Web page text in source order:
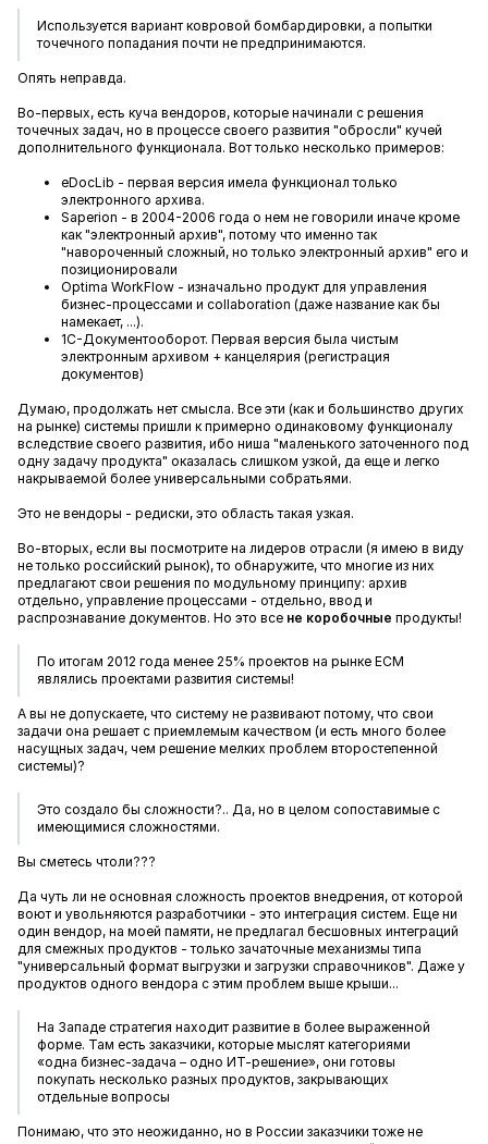
Используется вариант ковровой бомбардировки, а попытки
точечного попадания почти не предпринимаются.
Опять неправда.
Во-первых, есть куча вендоров, которые начинали с решения
точечных задач, но в процессе своего развития "обросли" кучей
дополнительного функционала. Вот только несколько примеров:
eDocLib - первая версия имела функционал только
электронного архива.
Saperion - в 2004-2006 года о нем не говорили иначе кроме
как "электронный архив", потому что именно так
"навороченный сложный, но только электронный архив" его и
позиционировали
Optima WorkFlow - изначально продукт для управления
бизнес-процессами и collaboration (даже название как бы
намекает, ...).
1С-Документооборот. Первая версия была чистым
электронным архивом + канцелярия (регистрация
документов)
Думаю, продолжать нет смысла. Все эти (как и большинство других
на рынке) системы пришли к примерно одинаковому функционалу
вследствие своего развития, ибо ниша "маленького заточенного под
одну задачу продукта" оказалась слишком узкой, да еще и легко
накрываемой более универсальными собратьями.
Это не вендоры - редиски, это область такая узкая.
Во-вторых, если вы посмотрите на лидеров отрасли (я имею в виду
не только российский рынок), то обнаружите, что многие из них
предлагают свои решения по модульному принципу: архив
отдельно, управление процессами - отдельно, ввод и
распрознавание документов. Но это все не коробочные продукты!
По итогам 2012 года менее 25% проектов на рынке ECM
являлись проектами развития системы!
А вы не допускаете, что систему не развивают потому, что свои
задачи она решает с приемлемым качеством (и есть много более
насущных задач, чем решение мелких проблем второстепенной
системы)?
Это создало бы сложности?.. Да, но в целом сопоставимые с
имеющимися сложностями.
Вы сметесь чтоли???
Да чуть ли не основная сложность проектов внедрения, от которой
воют и увольняются разработчики - это интеграция систем. Еще ни
один вендор, на моей памяти, не предлагал бесшовных интеграций
для смежных продуктов - только зачаточные механизмы типа
"универсальный формат выгрузки и загрузки справочников". Даже у
продуктов одного вендора с этим проблем выше крыши...
На Западе стратегия находит развитие в более выраженной
форме. Там есть заказчики, которые мыслят категориями
«одна бизнес-задача – одно ИТ-решение», они готовы
покупать несколько разных продуктов, закрывающих
отдельные вопросы
Понимаю, что это неожиданно, но в России заказчики тоже не